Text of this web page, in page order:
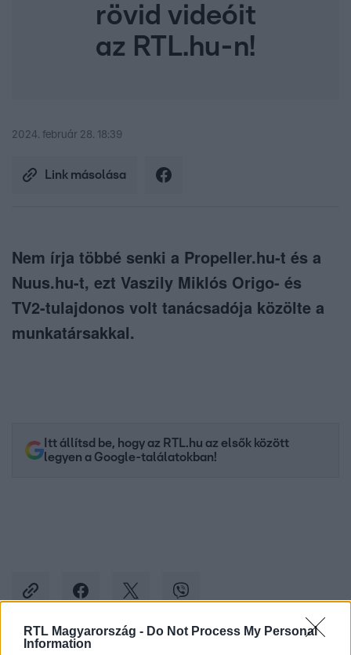
RTL Magyarország - Do Not Process My Personal
Information
rövid videóit
az RTL.hu-n!
2024. február 28. 18:39
Link másolása
Nem írja többé senki a Propeller.hu-t és a
Nuus.hu-t, ezt Vaszily Miklós Origo- és
TV2-tulajdonos volt tanácsadója közölte a
munkatársakkal.
Itt állítsd be, hogy az RTL.hu az elsők között
legyen a Google-találatokban!